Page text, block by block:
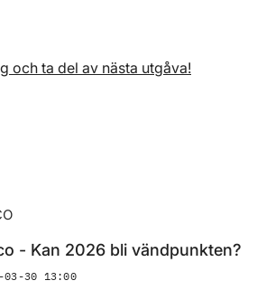
och ta del av nästa utgåva!
- Kan 2026 bli vändpunkten?
03-30 13:00